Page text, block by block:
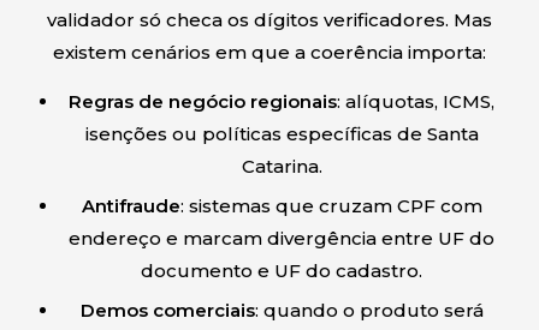
validador só checa os dígitos verificadores. Mas
existem cenários em que a coerência importa:
Regras de negócio regionais: alíquotas, ICMS,
isenções ou políticas específicas de Santa
Catarina.
Antifraude: sistemas que cruzam CPF com
endereço e marcam divergência entre UF do
documento e UF do cadastro.
Demos comerciais: quando o produto será